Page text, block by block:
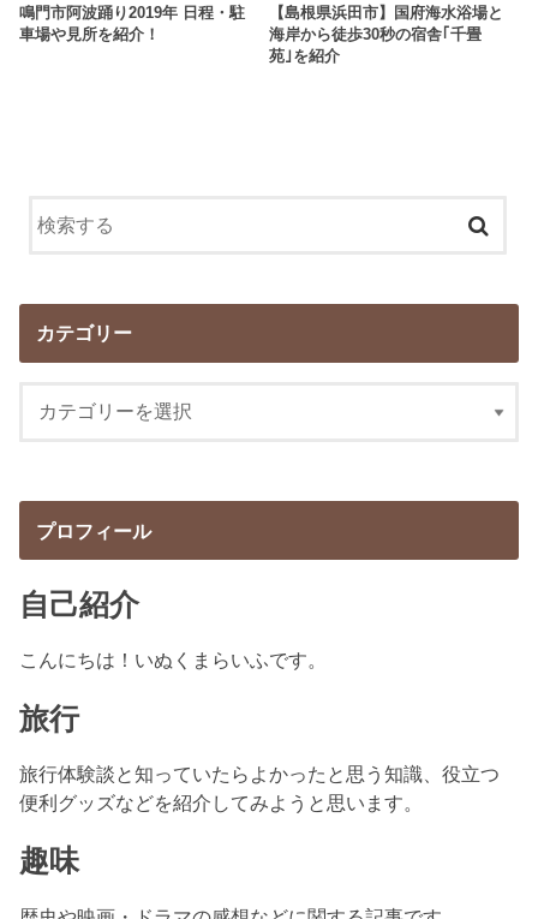
鳴門市阿波踊り2019年 日程・駐
車場や見所を紹介！
【島根県浜田市】国府海水浴場と
海岸から徒歩30秒の宿舎｢千畳
苑｣を紹介
カテゴリー
プロフィール
自己紹介
こんにちは！いぬくまらいふです。
旅行
旅行体験談と知っていたらよかったと思う知識、役立つ
便利グッズなどを紹介してみようと思います。
趣味